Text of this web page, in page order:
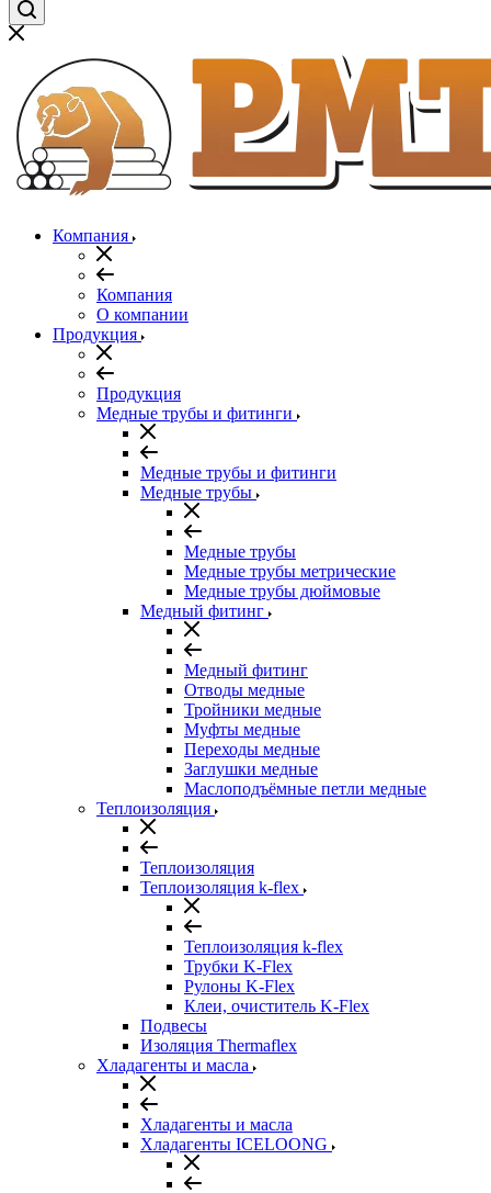
Компания
Компания
О компании
Продукция
Продукция
Медные трубы и фитинги
Медные трубы и фитинги
Медные трубы
Медные трубы
Медные трубы метрические
Медные трубы дюймовые
Медный фитинг
Медный фитинг
Отводы медные
Тройники медные
Муфты медные
Переходы медные
Заглушки медные
Маслоподъёмные петли медные
Теплоизоляция
Теплоизоляция
Теплоизоляция k-flex
Теплоизоляция k-flex
Трубки K-Flex
Рулоны K-Flex
Клеи, очиститель K-Flex
Подвесы
Изоляция Thermaflex
Хладагенты и масла
Хладагенты и масла
Хладагенты ICELOONG